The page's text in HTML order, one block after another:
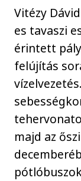
Vitézy
es tavaszi
érintett
felújítás
majd az